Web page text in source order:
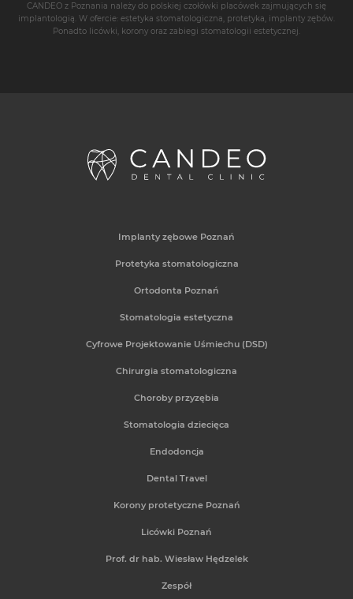
CANDEO z Poznania należy do polskiej czołówki placówek zajmujących się
implantologią . W ofercie: estetyka stomatologiczna, protetyka, implanty zębów
Ponadto licówki, korony oraz zabiegi stomatologii estetycznej.
Implanty zębowe Poznań
Protetyka stomatologiczna
Ortodonta Poznań
Stomatologia estetyczna
Cyfrowe Projektowanie Uśmiechu (DSD)
Chirurgia stomatologiczna
Choroby przyzębia
Stomatologia dziecięca
Endodoncja
Dental Travel
Korony protetyczne Poznań
Licówki Poznań
Prof. dr hab. Wiesław Hędzelek
Zespół